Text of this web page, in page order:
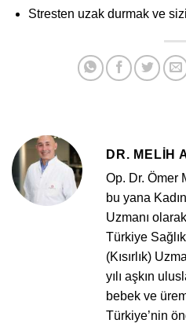
Stresten uzak durmak ve
DR. MELIH
Op. Dr. Ömer
bu yana
Uzmanı
Türkiye
(Kısırlık)
yılı aşkın
bebek ve
Türkiye’nin